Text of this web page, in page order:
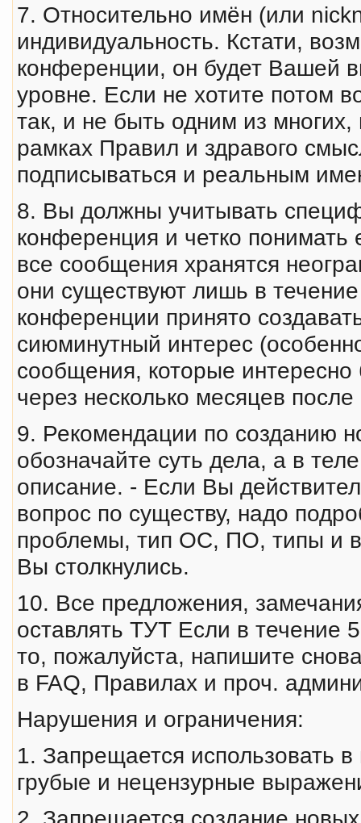
7. Относительно имён (или
индивидуальность. Кстати,
конференции, он будет Вашей
уровне. Если не хотите потом
так, и не быть одним из
рамках Правил и здравого
подписываться и реальным
8. Вы должны учитывать
конференция и четко
все сообщения хранятся
они существуют лишь в
конференции принято
сиюминутный интерес
сообщения, которые интересно
через несколько месяцев
9. Рекомендации по созданию
обозначайте суть дела, а в
описание. - Если Вы
вопрос по существу, надо
проблемы, тип ОС, ПО, типы и
Вы столкнулись.
10. Все предложения,
оставлять ТУТ Если в течение
то, пожалуйста, напишите
в FAQ, Правилах и проч.
Нарушения и ограничения:
1. Запрещается использовать
гpубые и нецензурные